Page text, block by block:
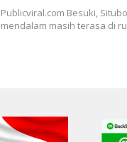
Publicviral.com Besuki,
mendalam masih terasa di